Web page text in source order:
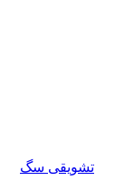
تشویقی سگ